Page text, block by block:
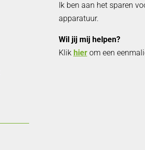
Ik ben aan het sparen
apparatuur.
Wil jij mij helpen?
Klik hierom een